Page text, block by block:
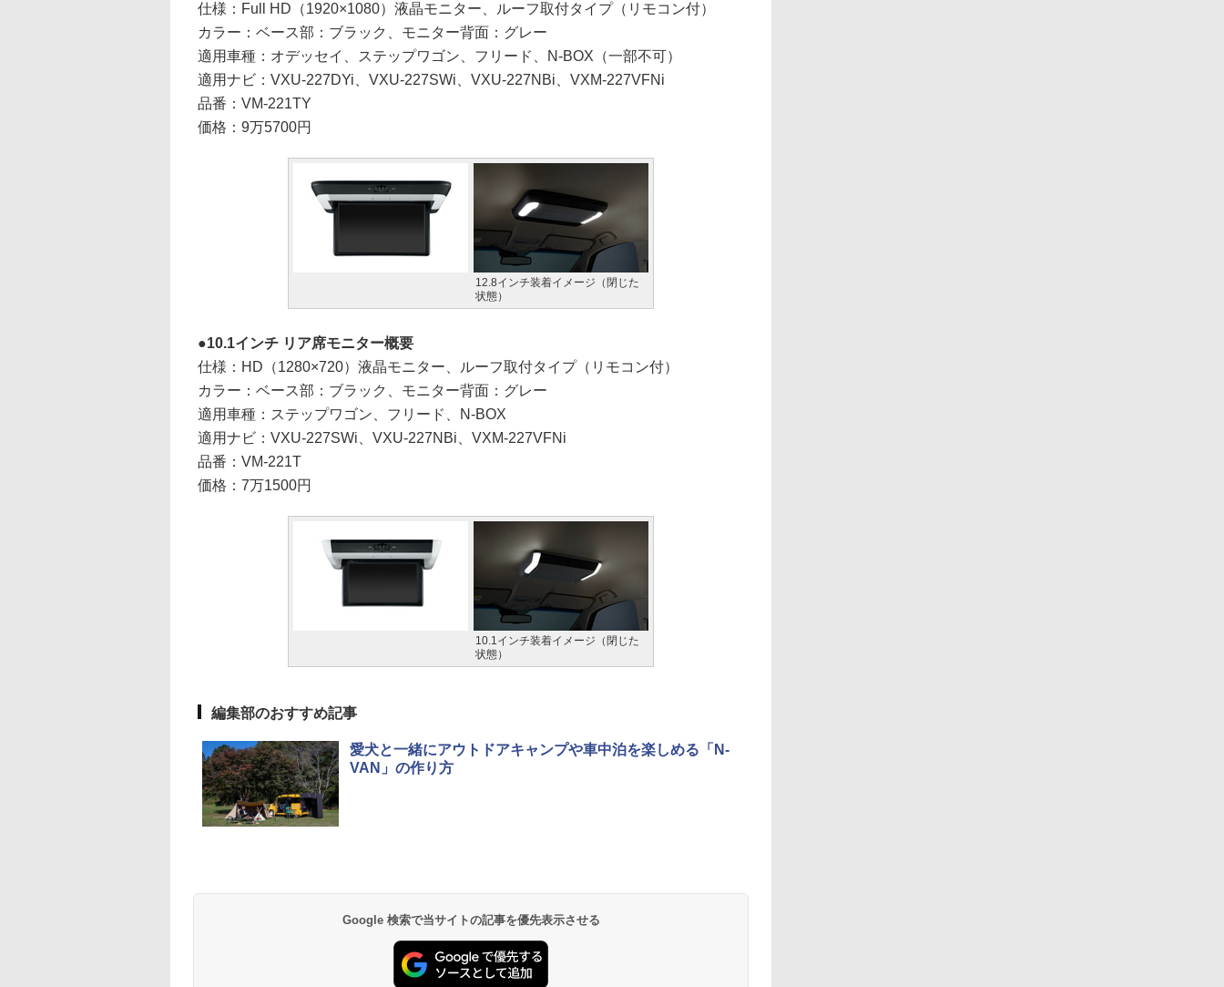
仕様：Full HD（1920×1080）液晶モニター、ルーフ取付タイプ（リモコン付）
カラー：ベース部：ブラック、モニター背面：グレー
適用車種：オデッセイ、ステップワゴン、フリード、N-BOX（一部不可）
適用ナビ：VXU-227DYi、VXU-227SWi、VXU-227NBi、VXM-227VFNi
品番：VM-221TY
価格：9万5700円
12.8インチ装着イメージ（閉じた
状態）
10.1インチ リア席モニター概要
仕様：HD（1280×720）液晶モニター、ルーフ取付タイプ（リモコン付）
カラー：ベース部：ブラック、モニター背面：グレー
適用車種：ステップワゴン、フリード、N-BOX
適用ナビ：VXU-227SWi、VXU-227NBi、VXM-227VFNi
品番：VM-221T
価格：7万1500円
10.1インチ装着イメージ（閉じた
状態）
編集部のおすすめ記事
愛犬と一緒にアウトドアキャンプや車中泊を楽しめる「N-
VAN」の作り方
Google 検索で当サイトの記事を優先表示させる